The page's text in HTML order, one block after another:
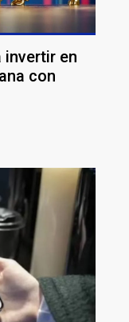
invertir en
con